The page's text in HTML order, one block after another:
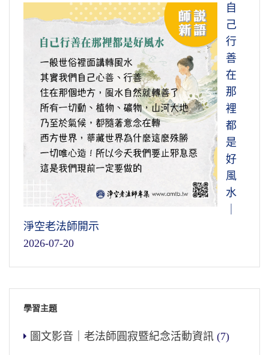
自
己
行
善
在
那
裡
都
是
好
風
水
淨空老法師開示
2026-07-20
學習主題
圖文影音｜老法師圓寂暨紀念活動資訊 (7)